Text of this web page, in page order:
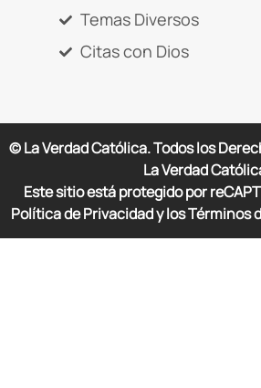
Temas Diversos
Citas con Dios
© La Verdad Católica. Todos los
La Verdad
Este sitio está protegido por
Política de Privacidad y los Términos